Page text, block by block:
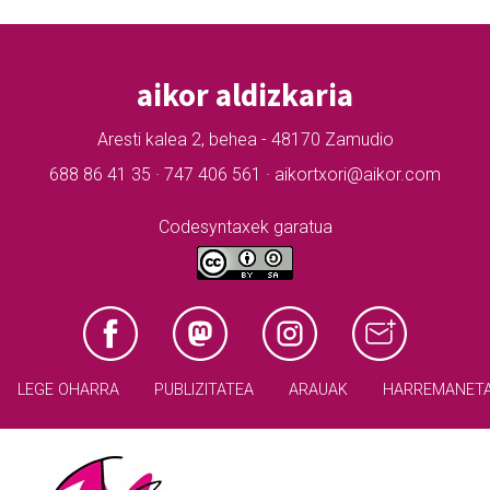
aikor aldizkaria
Aresti kalea 2, behea - 48170 Zamudio
688 86 41 35 · 747 406 561 · aikortxori@aikor.com
Codesyntaxek garatua
LEGE OHARRA PUBLIZITATEA ARAUAK